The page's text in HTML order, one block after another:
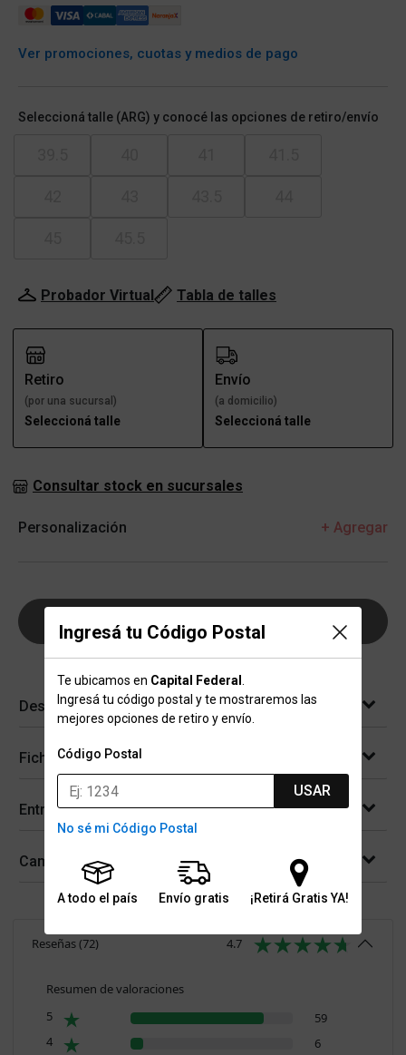
Ingresá tu Código Postal
Te ubicamos en Capital Federal
Ingresá tu código postal y te mostraremos las
mejores opciones de retiro y envío.
Código Postal
USAR
No sé mi Código Postal
A todo el país Envío gratis ¡Retirá Gratis YA!
Ver promociones, cuotas y medios de pago
Seleccioná talle (ARG) y conocé las opciones de retiro/envío
Probador Virtual Tabla de talles
Retiro
(por una sucursal)
Seleccioná talle
Envío
(a domicilio)
Seleccioná talle
Consultar stock en sucursales
Personalización + Agregar
AGREGAR AL CARRITO
Descripción
Ficha técnica
Entregas
Cambios y devoluciones
Reseñas(72) 4.7
Resumen de valoraciones
5
59
4
6